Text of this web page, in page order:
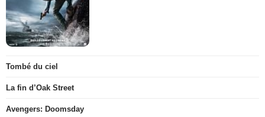
Tombé du ciel
La fin d’Oak Street
Avengers: Doomsday